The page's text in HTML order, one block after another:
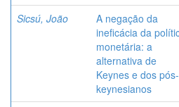
Sicsú, João
A negação da
ineficácia da
monetária: a
alternativa de
Keynes e dos pós-
keynesianos